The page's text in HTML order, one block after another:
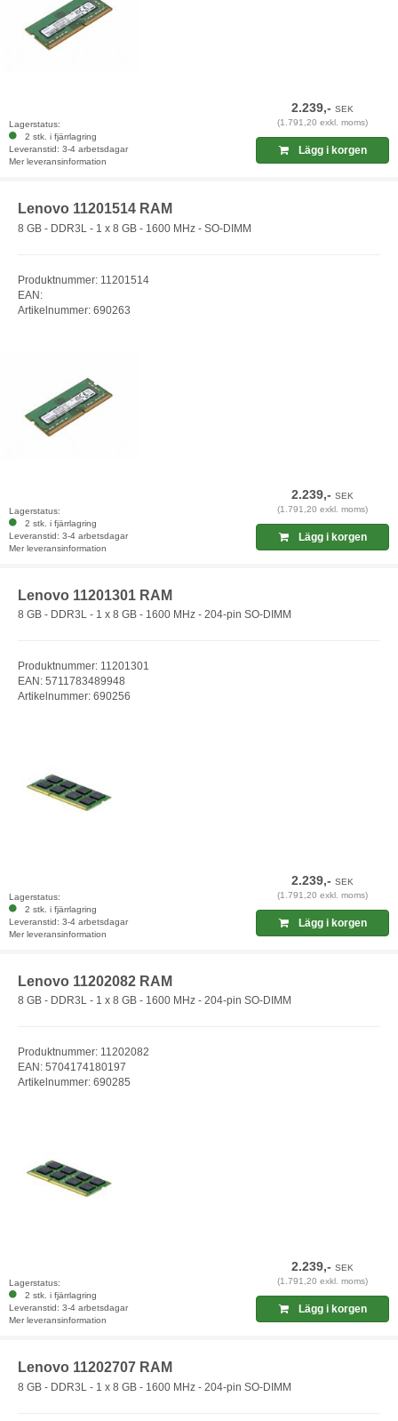
Lagerstatus:
2 stk. i fjärrlagring
Leveranstid: 3-4 arbetsdagar
Mer leveransinformation
2.239,-SEK
(1.791,20 exkl. moms)
Lägg i korgen
Lenovo 11201514 RAM
8 GB - DDR3L - 1 x 8 GB - 1600 MHz - SO-DIMM
Produktnummer: 11201514
EAN:
Artikelnummer: 690263
Lagerstatus:
2 stk. i fjärrlagring
Leveranstid: 3-4 arbetsdagar
Mer leveransinformation
2.239,-SEK
(1.791,20 exkl. moms)
Lägg i korgen
Lenovo 11201301 RAM
8 GB - DDR3L - 1 x 8 GB - 1600 MHz - 204-pin SO-DIMM
Produktnummer: 11201301
EAN: 5711783489948
Artikelnummer: 690256
Lagerstatus:
2 stk. i fjärrlagring
Leveranstid: 3-4 arbetsdagar
Mer leveransinformation
2.239,-SEK
(1.791,20 exkl. moms)
Lägg i korgen
Lenovo 11202082 RAM
8 GB - DDR3L - 1 x 8 GB - 1600 MHz - 204-pin SO-DIMM
Produktnummer: 11202082
EAN: 5704174180197
Artikelnummer: 690285
Lagerstatus:
2 stk. i fjärrlagring
Leveranstid: 3-4 arbetsdagar
Mer leveransinformation
2.239,-SEK
(1.791,20 exkl. moms)
Lägg i korgen
Lenovo 11202707 RAM
8 GB - DDR3L - 1 x 8 GB - 1600 MHz - 204-pin SO-DIMM